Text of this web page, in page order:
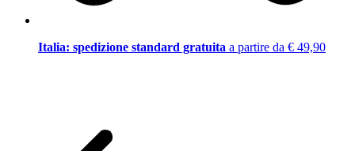
Italia: spedizione standard gratuita a partire da € 49,90